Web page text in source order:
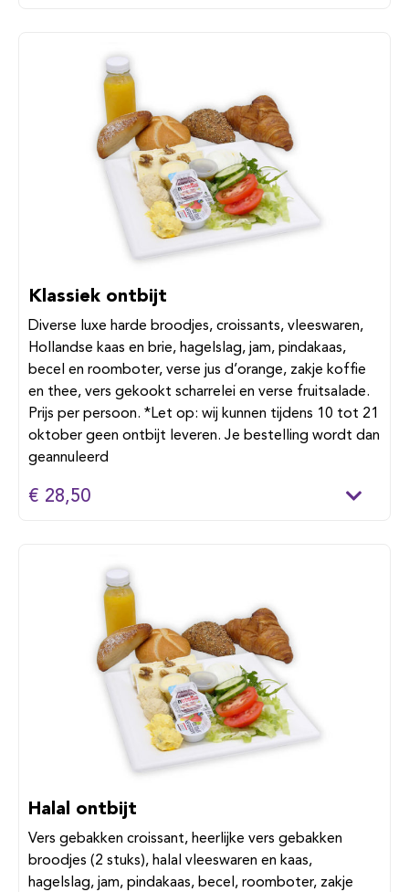
Klassiek ontbijt
Diverse luxe harde broodjes, croissants, vleeswaren,
Hollandse kaas en brie, hagelslag, jam, pindakaas,
becel en roomboter, verse jus d’orange, zakje koffie
en thee, vers gekookt scharrelei en verse fruitsalade.
Prijs per persoon. *Let op: wij kunnen tijdens 10 tot 21
oktober geen ontbijt leveren. Je bestelling wordt dan
geannuleerd
€ 28,50
Halal ontbijt
Vers gebakken croissant, heerlijke vers gebakken
broodjes (2 stuks), halal vleeswaren en kaas,
hagelslag, jam, pindakaas, becel, roomboter, zakje